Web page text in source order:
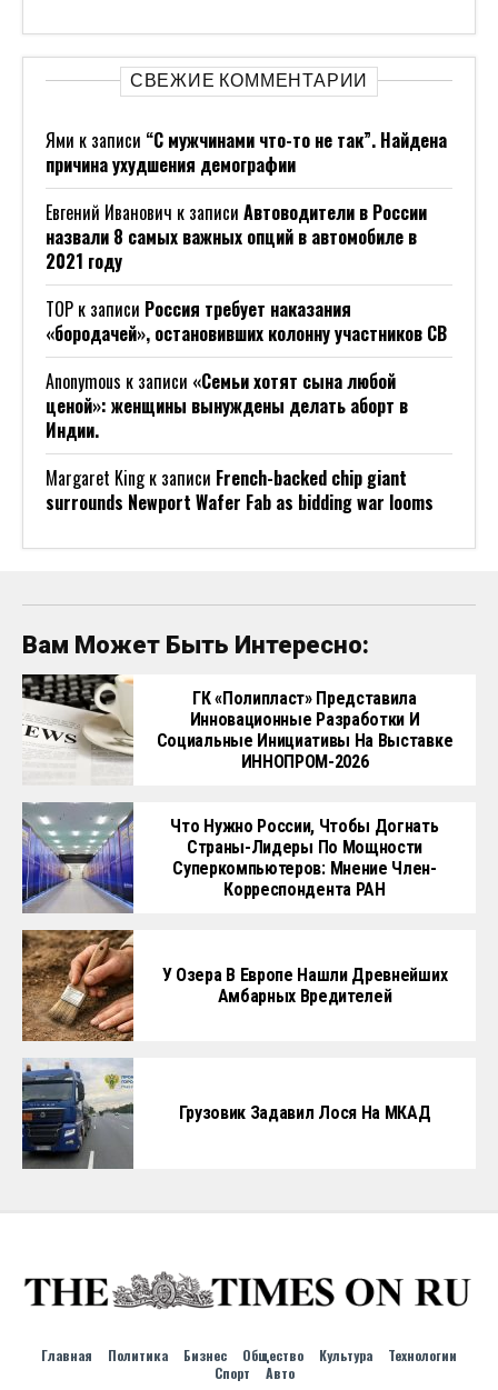
СВЕЖИЕ КОММЕНТАРИИ
Ями к записи “С мужчинами что-то не так”. Найдена
причина ухудшения демографии
Евгений Иванович к записи Автоводители в России
назвали 8 самых важных опций в автомобиле в
2021 году
ТОР к записи Россия требует наказания
«бородачей», остановивших колонну участников СВ
Anonymous к записи «Семьи хотят сына любой
ценой»: женщины вынуждены делать аборт в
Индии.
Margaret Kingк записи French-backed chip giant
surrounds Newport Wafer Fab as bidding war looms
Вам Может Быть Интересно:
ГК «Полипласт» Представила
Инновационные Разработки И
Социальные Инициативы На Выставке
ИННОПРОМ-2026
Что Нужно России, Чтобы Догнать
Страны-Лидеры По Мощности
Суперкомпьютеров: Мнение Член-
Корреспондента РАН
У Озера В Европе Нашли Древнейших
Амбарных Вредителей
Грузовик Задавил Лося На МКАД
Главная Политика Бизнес Общество Культура
Технологии
Спорт
Авто